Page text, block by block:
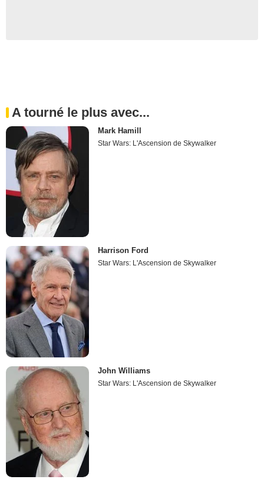
A tourné le plus avec...
Mark Hamill
Star Wars: L'Ascension de Skywalker
Harrison Ford
Star Wars: L'Ascension de Skywalker
John Williams
Star Wars: L'Ascension de Skywalker